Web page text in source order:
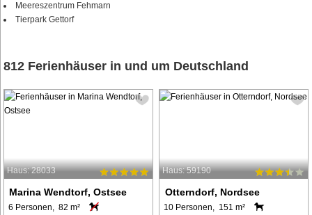
Meereszentrum Fehmarn
Tierpark Gettorf
812 Ferienhäuser in und um Deutschland
Haus: 28033
Marina Wendtorf, Ostsee
6 Personen, 82 m²
Haus: 59190
Otterndorf, Nordsee
10 Personen, 151 m²